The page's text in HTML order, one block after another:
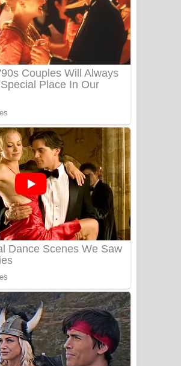
Katakara Song Lyrics - කටකාර ගීතයේ
පද පෙළ
Tharu Yaye Dilena Song Lyrics - තරු
Ow Man Sosa Song Lyrics - ඔව් මං
සෝසා ගීතයේ පද පෙළ
Heavy Weight Song Lyrics
Aye Lanweela Song Lyrics - ආයේ
ලංවීලා ගීතයේ පද පෙළ
Ala purannata Song Lyrics - ආල
පුරන්නට ගීතයේ පද පෙළ
FEVER DREAM Lyrics - Alex Warren
BTS : Hooligan Lyrics
Apa Hamuwee Song Lyrics - අප හමුවී